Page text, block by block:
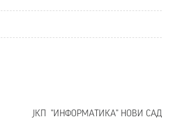
ЈКП "ИНФОРМАТИКА" НОВИ САД